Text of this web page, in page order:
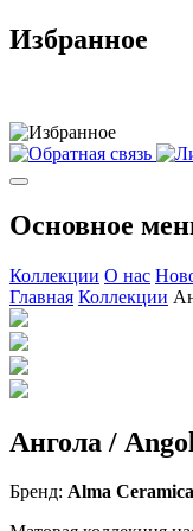
Избранное
Основное
Коллекции О нас
Главная Коллекции
Ангола /
Бренд: Alma Ceramica